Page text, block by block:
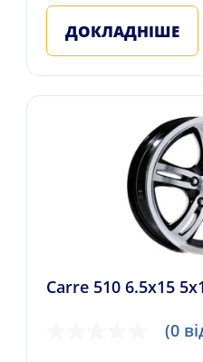
ДОКЛАДНІШЕ
Carre 510 6.5x15
(0